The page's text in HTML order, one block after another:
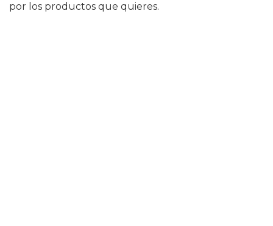
por los productos que quieres.